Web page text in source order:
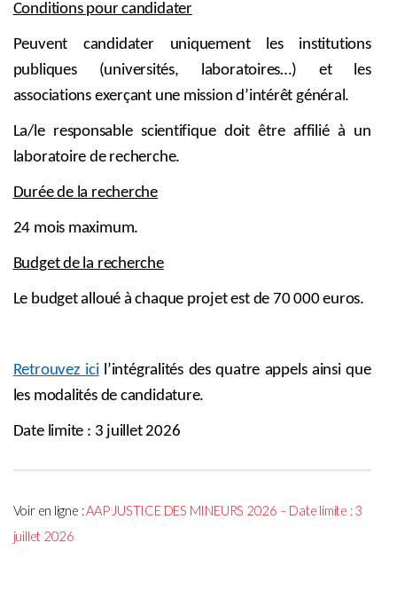
Conditions pour candidater
Peuvent candidater uniquement les institutions
publiques (universités, laboratoires…) et les
associations exerçant une mission d’intérêt général.
La/le responsable scientifique doit être affilié à un
laboratoire de recherche.
Durée de la recherche
24 mois maximum.
Budget de la recherche
Le budget alloué à chaque projet est de 70 000 euros.
Retrouvez icil’intégralités des quatre appels ainsi que
les modalités de candidature.
Date limite : 3 juillet 2026
Voir en ligne :AAP JUSTICE DES MINEURS 2026 – Date limite : 3
juillet 2026